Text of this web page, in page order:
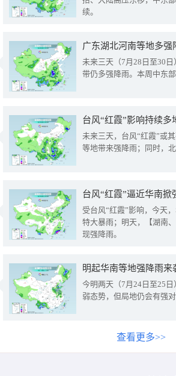
续。
广东湖北河南等地多
未来三天（7月28日至30
带仍多强降雨。本周中东
台风“红霞”影响持续
未来三天，台风“红霞”或
等地带来强降雨；同时，
台风“红霞”逼近华南
受台风“红霞”影响，今天
特大暴雨；明天，【湖南
现强降雨。
明起华南等地强降雨
今明两天（7月24日至25
弱态势，但局地仍会有强
查看更多>>